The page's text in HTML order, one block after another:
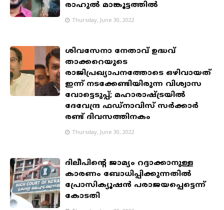
രാഹുൽ മാങ്കൂട്ടത്തിൽ
Thursday, June 30, 2022
ശിവസേനാ നേതാവ് ഉദ്ധവ്
താക്കറെയുടെ
രാജിപ്രഖ്യാപനത്തോടെ ഒഴിവായത്
ഇന്ന് നടക്കേണ്ടിയിരുന്ന വിശ്വാസ
വോട്ടെടുപ്പ്; മഹാരാഷ്ട്രയില്‍
ദേവേന്ദ്ര ഫഡ്നാവിസ് സര്‍ക്കാര്‍
രണ്ട് ദിവസത്തിനകം
Thursday, June 30, 2022
ദിലീപിന്റെ ജാമ്യം റദ്ദാക്കാനുള്ള
കാരണം ബോധിപ്പിക്കുന്നതില്‍
പ്രോസിക്യൂഷന്‍ പരാജയപ്പെട്ടെന്ന്
കോടതി